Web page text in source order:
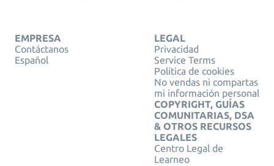
EMPRESA
Contáctanos
Español
LEGAL
Privacidad
Service Terms
Política de cookies
No vendas ni compartas
mi información personal
COPYRIGHT, GUÍAS
COMUNITARIAS, DSA
& OTROS RECURSOS
LEGALES
Centro Legal de
Learneo